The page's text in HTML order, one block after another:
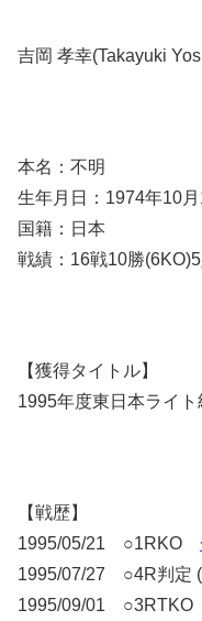
吉岡 孝幸(Takayuki
本名：不明
生年月日：1974年10月
国籍：日本
戦績：16戦10勝
【獲得タイトル】
1995年度東日本ライト
【戦歴】
1995/05/21 ○1RKO
1995/07/27 ○4R判定
1995/09/01 ○3RTKO